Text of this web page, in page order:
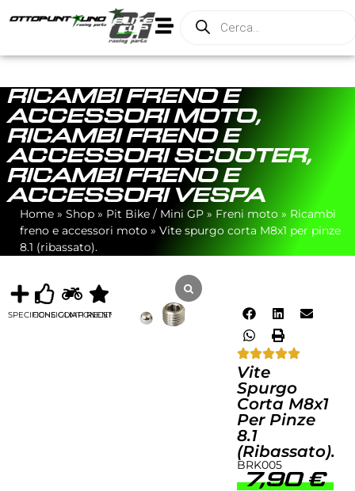
RICAMBI FRENO E
ACCESSORI MOTO,
RICAMBI FRENO E
ACCESSORI SCOOTER,
RICAMBI FRENO E
ACCESSORI VESPA
Home » Shop » Pit Bike / Mini GP » Freni moto » Ricambi
freno e accessori moto » Vite spurgo corta M8x1 per pinze
8.1 (ribassato).
SPECIFICHECONSIGLIATICOMPONENTI
RECENSIONI
Vite
Spurgo
Corta M8x1
Per Pinze
8.1
(ribassato).
BRK005
7,90€